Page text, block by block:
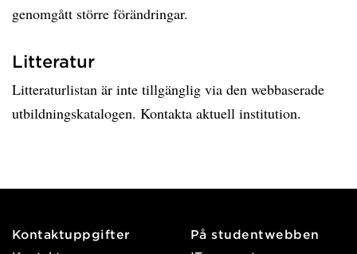
genomgått större förändringar.
Litteratur
Litteraturlistan är inte tillgänglig via den webbaserade
utbildningskatalogen. Kontakta aktuell institution.
Kontaktuppgifter
På studentwebben